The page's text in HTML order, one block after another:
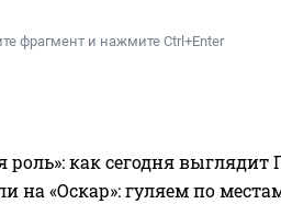
фрагмент и нажмите Ctrl+Enter
роль»: как сегодня
на «Оскар»: гуляем по